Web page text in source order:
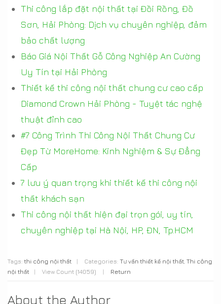
Thi công lắp đặt nội thất tại Đồi Rồng, Đồ
Sơn, Hải Phòng: Dịch vụ chuyên nghiệp, đảm
bảo chất lượng
Báo Giá Nội Thất Gỗ Công Nghiệp An Cường
Uy Tín tại Hải Phòng
Thiết kế thi công nội thất chung cư cao cấp
Diamond Crown Hải Phòng - Tuyệt tác nghệ
thuật đỉnh cao
#7 Công Trình Thi Công Nội Thất Chung Cư
Đẹp Từ MoreHome: Kinh Nghiệm & Sự Đẳng
Cấp
7 lưu ý quan trọng khi thiết kế thi công nội
thất khách sạn
Thi công nội thất hiện đại trọn gói, uy tín,
chuyên nghiệp tại Hà Nội, HP, ĐN, Tp.HCM
Tags: thi công nội thất | Categories: Tư vấn thiết kế nội thất, Thi công
nội thất
| View Count (14059) | Return
About the Author